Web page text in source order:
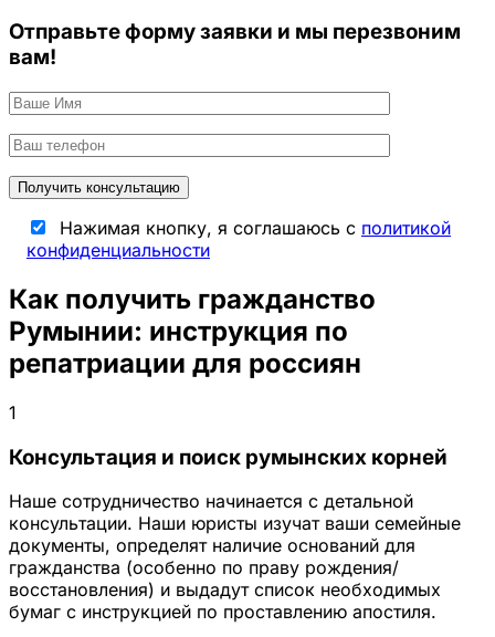
Отправьте форму заявки и мы перезвоним
вам!
Нажимая кнопку, я соглашаюсь с политикой
конфиденциальности
Как получить гражданство
Румынии: инструкция по
репатриации для россиян
1
Консультация и поиск румынских корней
Наше сотрудничество начинается с детальной
консультации. Наши юристы изучат ваши семейные
документы, определят наличие оснований для
гражданства (особенно по праву рождения/
восстановления) и выдадут список необходимых
бумаг с инструкцией по проставлению апостиля.